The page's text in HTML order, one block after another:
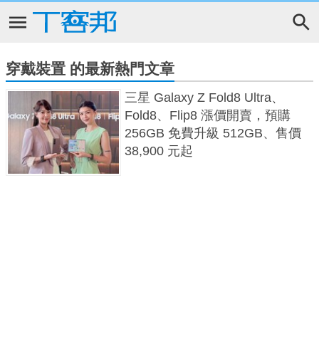
穿戴裝置 的最新熱門文章
三星 Galaxy Z Fold8 Ultra、
Fold8、Flip8 漲價開賣，預購
256GB 免費升級 512GB、售價
38,900 元起